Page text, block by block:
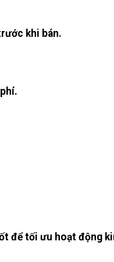
khi bán.
để tối ưu hoạt động